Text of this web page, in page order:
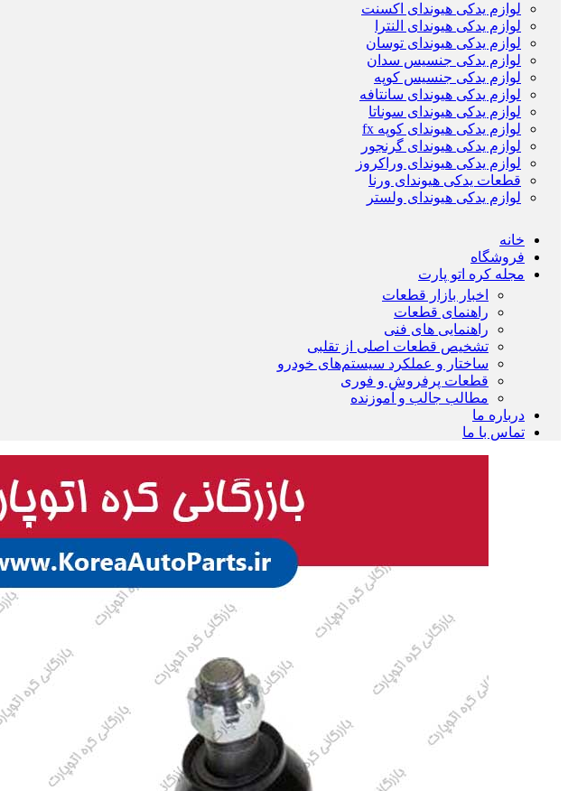
لوازم یدکی هیوندای اکسنت
لوازم یدکی هیوندای النترا
لوازم یدکی هیوندای توسان
لوازم یدکی جنسیس سدان
لوازم یدکی جنسیس کوپه
لوازم یدکی هیوندای سانتافه
لوازم یدکی هیوندای سوناتا
لوازم یدکی هیوندای کوپه fx
لوازم یدکی هیوندای گرنجور
لوازم یدکی هیوندای وراکروز
قطعات یدکی هیوندای ورنا
لوازم یدکی هیوندای ولستر
خانه
فروشگاه
مجله کره اتو پارت
اخبار بازار قطعات
راهنمای قطعات
راهنمایی های فنی
تشخیص قطعات اصلی از تقلبی
ساختار و عملکرد سیستم‌های خودرو
قطعات پرفروش و فوری
مطالب جالب و آموزنده
درباره ما
تماس با ما